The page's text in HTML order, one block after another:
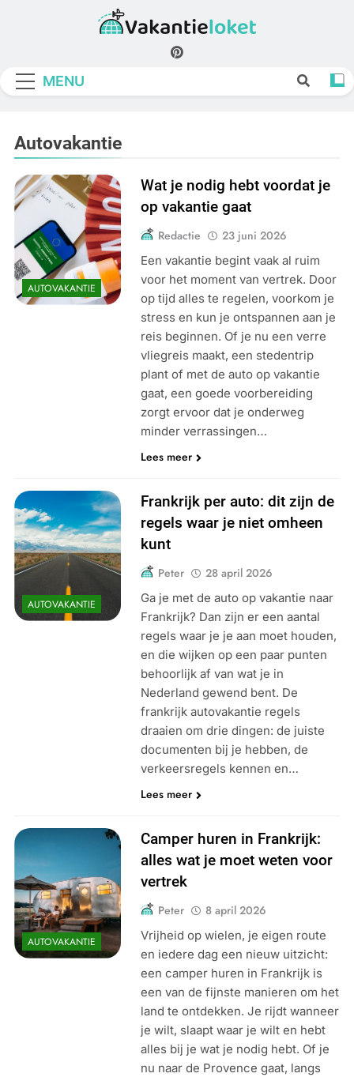
Vakantieloket
MENU
Autovakantie
AUTOVAKANTIE
Wat je nodig hebt voordat je
op vakantie gaat
Redactie 23 juni 2026
Een vakantie begint vaak al ruim
voor het moment van vertrek. Door
op tijd alles te regelen, voorkom je
stress en kun je ontspannen aan je
reis beginnen. Of je nu een verre
vliegreis maakt, een stedentrip
plant of met de auto op vakantie
gaat, een goede voorbereiding
zorgt ervoor dat je onderweg
minder verrassingen…
Lees meer
AUTOVAKANTIE
Frankrijk per auto: dit zijn de
regels waar je niet omheen
kunt
Peter 28 april 2026
Ga je met de auto op vakantie naar
Frankrijk? Dan zijn er een aantal
regels waar je je aan moet houden,
en die wijken op een paar punten
behoorlijk af van wat je in
Nederland gewend bent. De
frankrijk autovakantie regels
draaien om drie dingen: de juiste
documenten bij je hebben, de
verkeersregels kennen en…
Lees meer
AUTOVAKANTIE
Camper huren in Frankrijk:
alles wat je moet weten voor
vertrek
Peter 8 april 2026
Vrijheid op wielen, je eigen route
en iedere dag een nieuw uitzicht:
een camper huren in Frankrijk is
een van de fijnste manieren om het
land te ontdekken. Je rijdt wanneer
je wilt, slaapt waar je wilt en hebt
alles bij je wat je nodig hebt. Of je
nu naar de Provence gaat, langs